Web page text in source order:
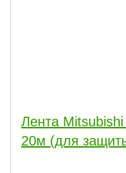
Лента
20м (для